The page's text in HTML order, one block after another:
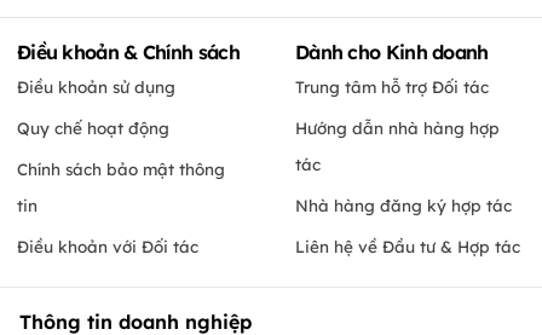
Điều khoản & Chính sách
Điều khoản sử dụng
Quy chế hoạt động
Chính sách bảo mật thông
tin
Điều khoản với Đối tác
Dành cho Kinh doanh
Trung tâm hỗ trợ Đối tác
Hướng dẫn nhà hàng hợp
tác
Nhà hàng đăng ký hợp tác
Liên hệ về Đầu tư & Hợp tác
Thông tin doanh nghiệp